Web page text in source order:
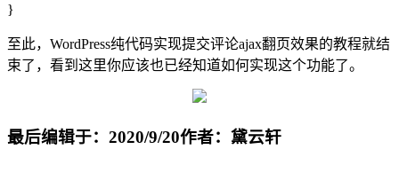
}
至此，WordPress纯代码实现提交评论ajax翻页效果的教程就结
束了，看到这里你应该也已经知道如何实现这个功能了。
最后编辑于：2020/9/20作者：黛云轩